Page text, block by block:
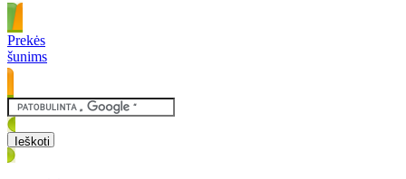
Prekės
šunims